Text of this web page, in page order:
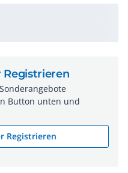
Button unten und
Registrieren